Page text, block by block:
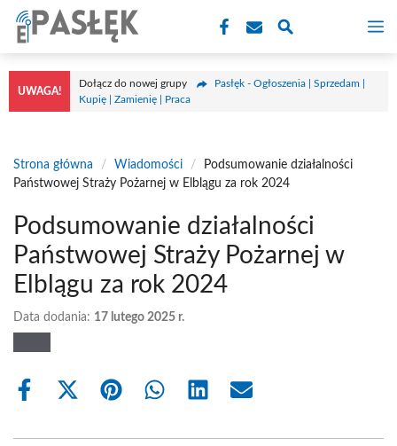
Przejdź
treści
UWAGA!
Dołącz do nowej grupy
Pasłęk - Ogłoszenia | Sprzedam |
Kupię | Zamienię | Praca
Strona główna / Wiadomości /
Podsumowanie działalności
Państwowej Straży Pożarnej w Elblągu za rok 2024
Podsumowanie działalności
Państwowej Straży Pożarnej w
Elblągu za rok 2024
Data dodania: 17 lutego 2025 r.
Share
Share
(Twitter)
Share Share Share Share